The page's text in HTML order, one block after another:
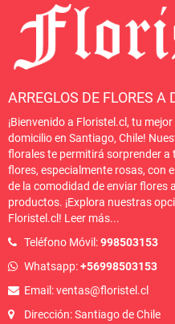
ARREGLOS DE FLORES A
¡Bienvenido a Floristel.cl, tu
domicilio en Santiago, Chile!
florales te permitirá sorprender a
flores, especialmente rosas, con
de la comodidad de enviar flores
productos. ¡Explora nuestras
Floristel.cl! Leer más...
Teléfono Móvil:998503153
Whatsapp:+56998503153
Email: ventas@floristel.cl
Dirección: Santiago de Chile